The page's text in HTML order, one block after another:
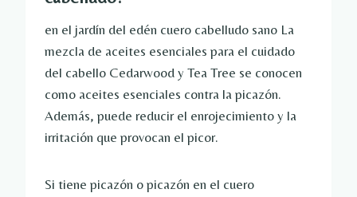
en el jardín del edén cuero cabelludo sano La
mezcla de aceites esenciales para el cuidado
del cabello Cedarwood y Tea Tree se conocen
como aceites esenciales contra la picazón.
Además, puede reducir el enrojecimiento y la
irritación que provocan el picor.
Si tiene picazón o picazón en el cuero